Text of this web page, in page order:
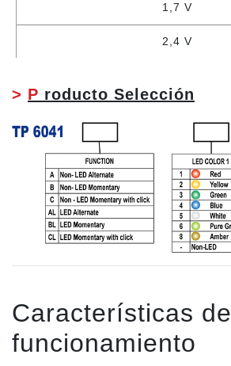
1,7 V
2,4 V
> P roducto Selección
Características de
funcionamiento